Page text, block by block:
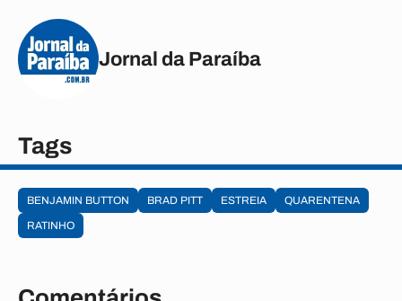
Jornal da Paraíba
Tags
BENJAMIN BUTTON BRAD PITT ESTREIA
QUARENTENA
RATINHO